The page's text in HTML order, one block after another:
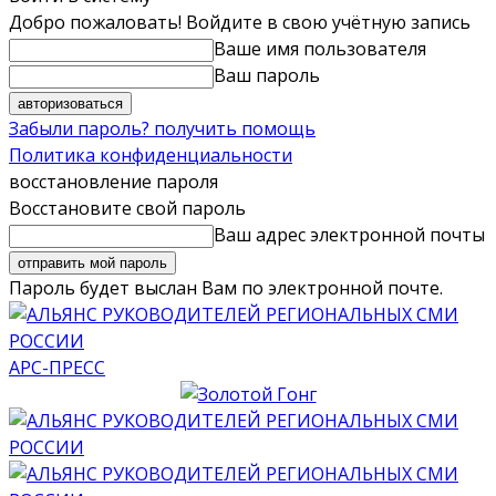
Добро пожаловать! Войдите в свою учётную запись
Ваше имя пользователя
Ваш пароль
Забыли пароль? получить помощь
Политика конфиденциальности
восстановление пароля
Восстановите свой пароль
Ваш адрес электронной почты
Пароль будет выслан Вам по электронной почте.
АРС-ПРЕСС